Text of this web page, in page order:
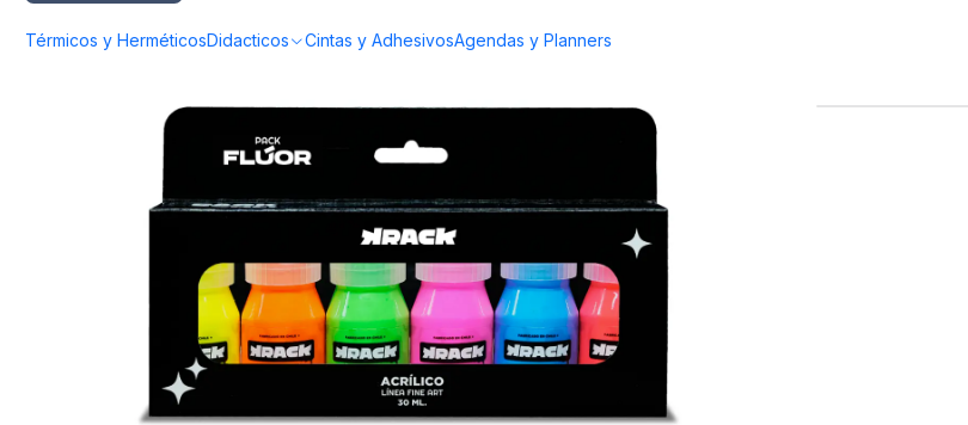
Térmicos y HerméticosDidacticos Cintas y AdhesivosAgendas y Planners